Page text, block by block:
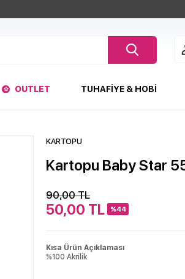
OUTLET TUHAFIYE & HOBI
KARTOPU
Kartopu Baby Star
90,00TL
50,00 TL %44
Kısa Ürün Açıklaması
%100 Akrilik